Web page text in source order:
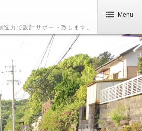
造力で設計サポート致します。
Menu